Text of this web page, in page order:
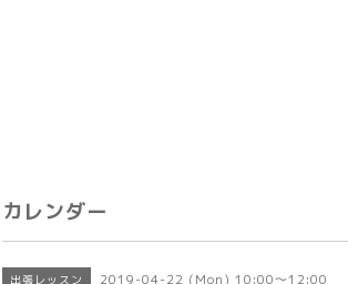
カレンダー
出張レッスン 2019-04-22 (Mon) 10:00～12:00